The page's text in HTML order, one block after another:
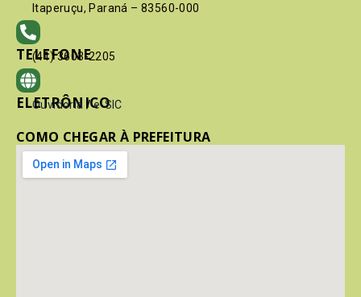
Itaperuçu, Paraná – 83560-000
TELEFONE
(41) 3603-2205
ELETRÔNICO
Ouvidoria / e-SIC
COMO CHEGAR À PREFEITURA